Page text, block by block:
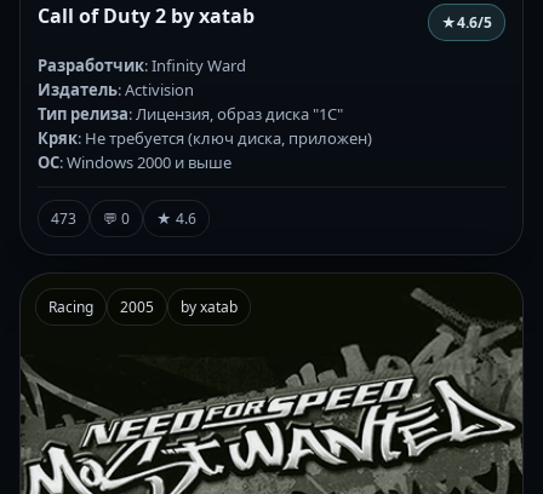
Call of Duty 2 by xatab ★4.6/5
Разработчик: Infinity Ward
Издатель: Activision
Тип релиза: Лицензия, образ диска "1С"
Кряк: Не требуется (ключ диска, приложен)
ОС: Windows 2000 и выше
473 💬 0 ★ 4.6
Racing 2005 by xatab